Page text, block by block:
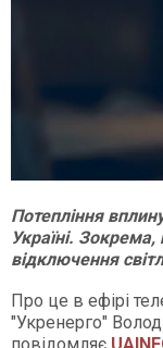
Потепління
Україні.
відключення
Про це в ефірі
"Укренерго"